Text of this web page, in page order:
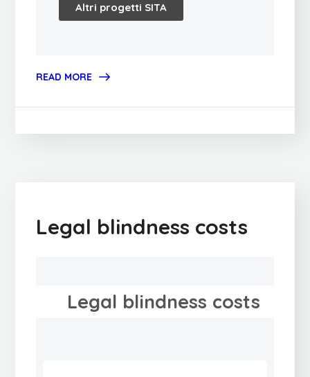
Altri progetti SITA
READ MORE
Legal blindness costs
Legal blindness costs